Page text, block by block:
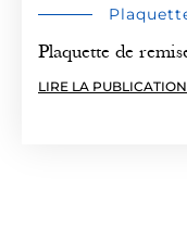
Plaquette de
LIRE LA PUBLICATION